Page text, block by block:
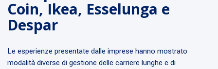
Coin, Ikea, Esselunga e
Despar
Le esperienze presentate dalle imprese hanno mostrato
modalità diverse di gestione delle carriere lunghe e di